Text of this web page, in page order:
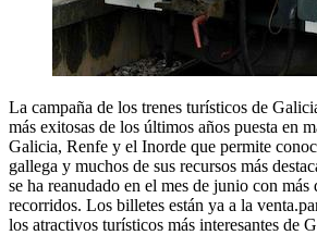
La campaña de los trenes turísticos de
más exitosas de los últimos años puesta en
Galicia, Renfe y el Inorde que permite
gallega y muchos de sus recursos más
se ha reanudado en el mes de junio con más
recorridos. Los billetes están ya a la
los atractivos turísticos más interesantes de